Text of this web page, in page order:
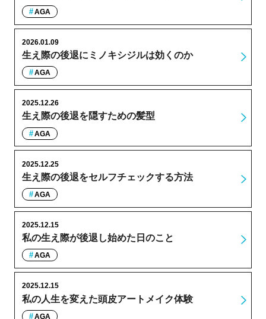
AGA
生え際の後退にミノキシジルは効くのか
2026.01.09
AGA
生え際の後退を隠すための髪型
2025.12.26
AGA
生え際の後退をセルフチェックする方法
2025.12.25
AGA
私の生え際が後退し始めた日のこと
2025.12.15
AGA
私の人生を変えた頭皮アートメイク体験
2025.12.15
AGA